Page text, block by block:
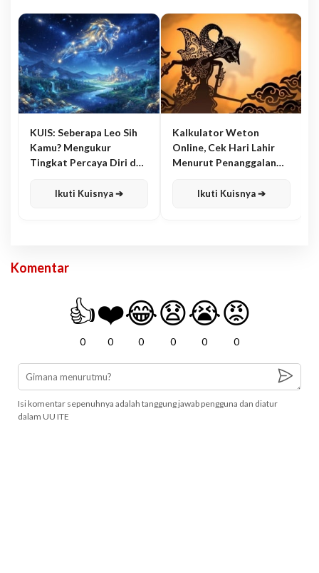
KUIS: Seberapa Leo Sih
Kamu? Mengukur
Tingkat Percaya Diri dan
Ikuti Kuisnya ➔
Kalkulator Weton
Online, Cek Hari Lahir
Menurut Penanggalan
Ikuti Kuisnya ➔
Komentar
👍
0
❤️
0
😂
0
😧
0
😭
0
😡
0
Isi komentar sepenuhnya adalah tanggung jawab pengguna dan diatur
dalam UU ITE